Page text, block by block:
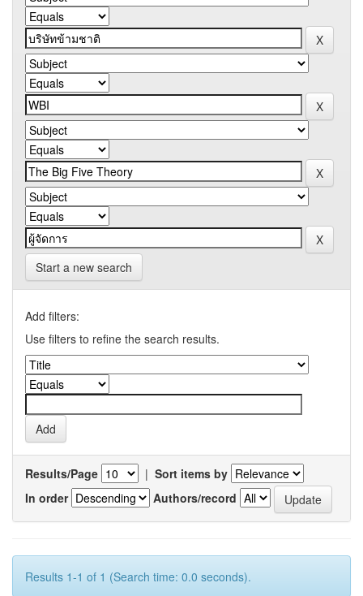
Start a new search
Add filters:
Use filters to refine the search results.
Results/Page | Sort items by
In order
Authors/record
Results 1-1 of 1 (Search time: 0.0 seconds).